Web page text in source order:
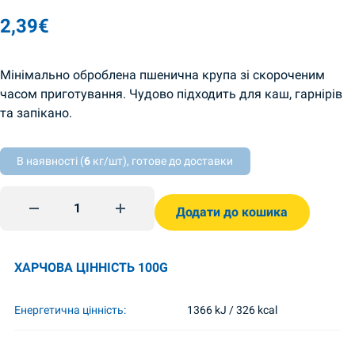
2,39€
Мінімально оброблена пшенична крупа зі скороченим
часом приготування. Чудово підходить для каш, гарнірів
та запікано.
В наявності (6 кг/шт), готове до доставки
Крупа пшенична 900г Ekop quantity
Додати до кошика
ХАРЧОВА ЦІННІСТЬ 100G
Енергетична цінність: 1366 kJ / 326 kcal